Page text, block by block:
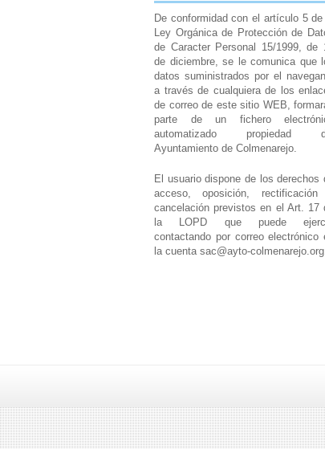
De conformidad con el artículo 5
Ley Orgánica de Protección de
de Caracter Personal 15/1999, de
de diciembre, se le comunica que
datos suministrados por el
a través de cualquiera de los
de correo de este sitio WEB,
parte de un fichero
automatizado propiedad
Ayuntamiento de Colmenarejo.
El usuario dispone de los derechos
acceso, oposición,
cancelación previstos en el Art. 17
la LOPD que puede
contactando por correo electrónico
la cuenta sac@ayto-colmenarejo.org